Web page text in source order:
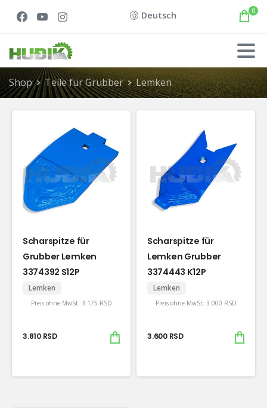
Deutsch 0
Shop Teile für Grubber Lemken
Scharspitze für
Grubber Lemken
3374392 S12P
Lemken
Preis ohne MwSt: 3.175 RSD
3.810 RSD
Scharspitze für
Lemken Grubber
3374443 K12P
Lemken
Preis ohne MwSt: 3.000 RSD
3.600 RSD